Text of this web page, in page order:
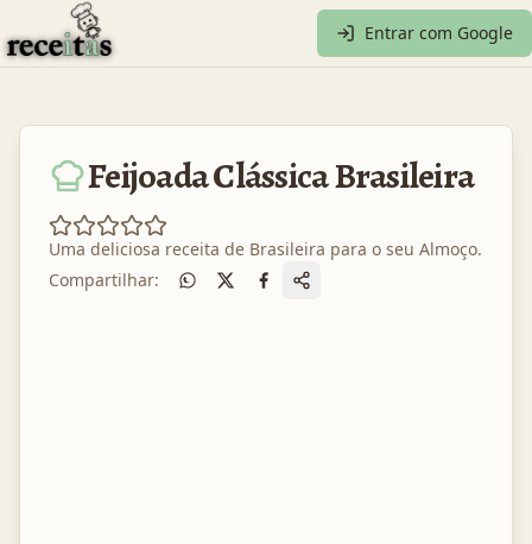
Entrar com Google
Feijoada Clássica Brasileira
Uma deliciosa receita de Brasileira para o seu Almoço.
Compartilhar: